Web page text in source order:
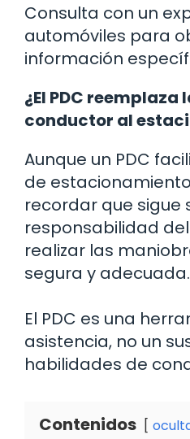
Consulta con un
automóviles para
información
¿El PDC
conductor al
Aunque un PDC
de
recordar que sigue
responsabilidad
realizar las
segura y adecuada.
El PDC es una
asistencia, no un
habilidades de
Contenidos